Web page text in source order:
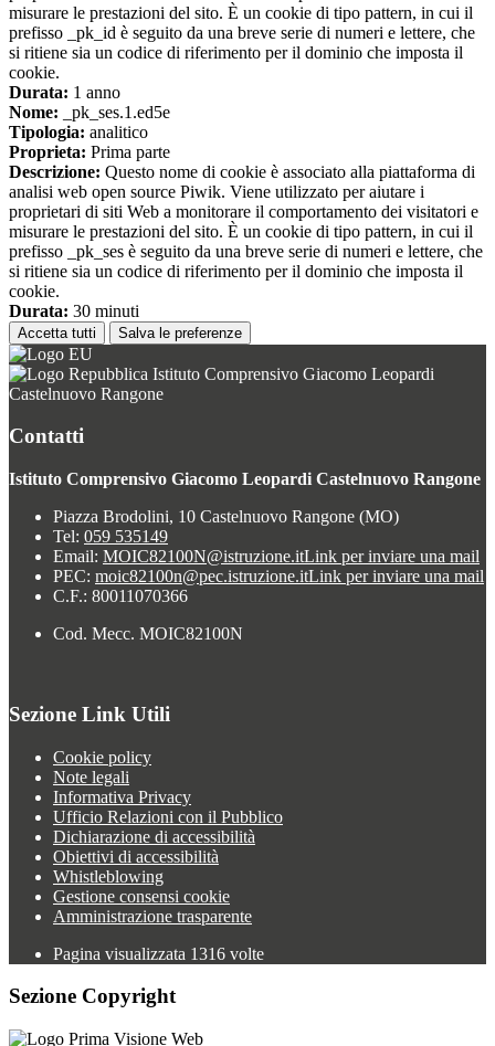
misurare le prestazioni del sito. È un cookie di tipo pattern, in cui il
prefisso _pk_id è seguito da una breve serie di numeri e lettere, che
si ritiene sia un codice di riferimento per il dominio che imposta il
cookie.
Durata: 1 anno
Nome: _pk_ses.1.ed5e
Tipologia: analitico
Proprieta: Prima parte
Descrizione: Questo nome di cookie è associato alla piattaforma di
analisi web open source Piwik. Viene utilizzato per aiutare i
proprietari di siti Web a monitorare il comportamento dei visitatori e
misurare le prestazioni del sito. È un cookie di tipo pattern, in cui il
prefisso _pk_ses è seguito da una breve serie di numeri e lettere, che
si ritiene sia un codice di riferimento per il dominio che imposta il
cookie.
Durata: 30 minuti
Accetta tutti Salva le preferenze
Istituto Comprensivo Giacomo Leopardi
Castelnuovo Rangone
Contatti
Istituto Comprensivo Giacomo Leopardi Castelnuovo Rangone
Piazza Brodolini, 10 Castelnuovo Rangone (MO)
Tel: 059 535149
Email: MOIC82100N@istruzione.itLink per inviare una mail
PEC: moic82100n@pec.istruzione.itLink per inviare una mail
C.F.: 80011070366
Cod. Mecc. MOIC82100N
Sezione Link Utili
Cookie policy
Note legali
Informativa Privacy
Ufficio Relazioni con il Pubblico
Dichiarazione di accessibilità
Obiettivi di accessibilità
Whistleblowing
Gestione consensi cookie
Amministrazione trasparente
Pagina visualizzata 1316 volte
Sezione Copyright